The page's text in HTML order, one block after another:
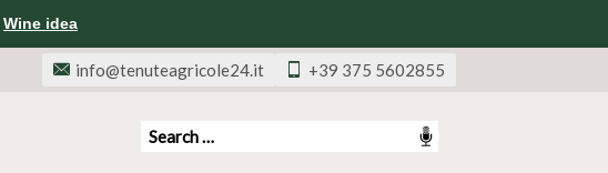
Wine idea
+39 375 5602855
info@tenuteagricole24.it